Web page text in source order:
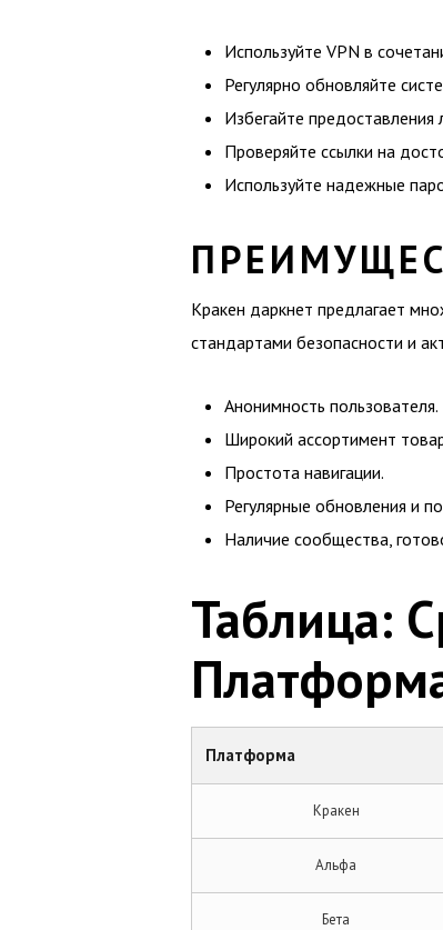
Используйте VPN в
Регулярно обновляйте
Избегайте
Проверяйте ссылки на
Используйте надежные
Кракен даркнет предлагает
стандартами безопасности и
Анонимность пользователя.
Широкий ассортимент
Простота навигации.
Регулярные обновления и
Наличие сообщества,
Таблица:
Платформа
Кракен
Альфа
Бета